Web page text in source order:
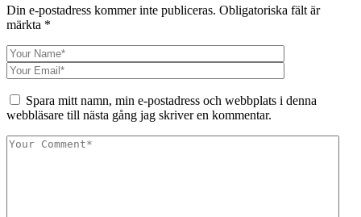
Din e-postadress kommer inte publiceras. Obligatoriska fält är
märkta *
Spara mitt namn, min e-postadress och webbplats i denna
webbläsare till nästa gång jag skriver en kommentar.